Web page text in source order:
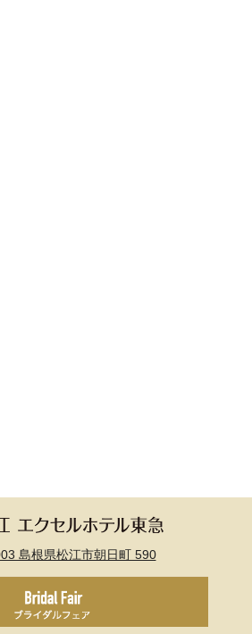
島根県松江市朝日町 590